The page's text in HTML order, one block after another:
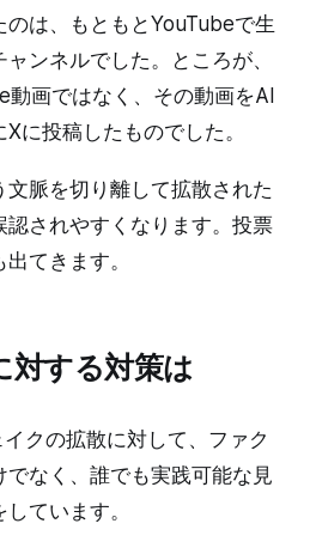
のは、もともとYouTubeで生
ンネルでした。ところが、
動画ではなく、その動画をAI
に投稿したものでした。
脈を切り離して拡散された
されやすくなります。投票
てきます。
対する対策は
クの拡散に対して、ファク
でなく、誰でも実践可能な見
ています。